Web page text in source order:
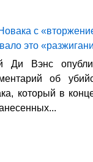
с
это
Ди Вэнс
об
который в